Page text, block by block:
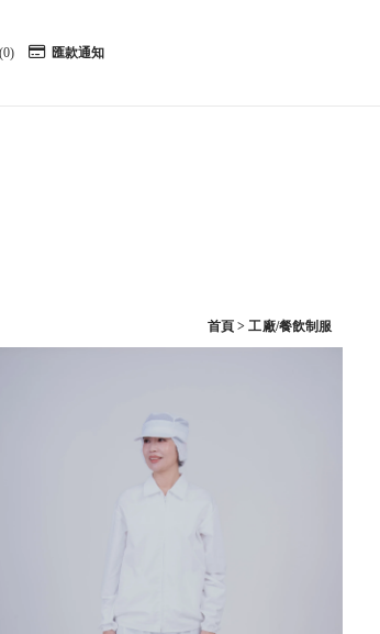
0 匯款通知
首頁>工廠/餐飲制服